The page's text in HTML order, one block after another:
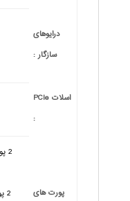
درایوهای
سازگار :
اسلات PCIe
:
پورت های